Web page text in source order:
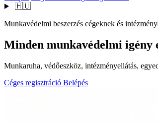
🇭🇺
Munkavédelmi beszerzés cégeknek és
Minden munkavédelmi igény
Munkaruha, védőeszköz, intézményellátás,
Céges regisztráció Belépés